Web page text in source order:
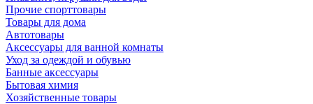
Прочие спорттовары
Товары для дома
Автотовары
Аксессуары для ванной комнаты
Уход за одеждой и обувью
Банные аксессуары
Бытовая химия
Хозяйственные товары